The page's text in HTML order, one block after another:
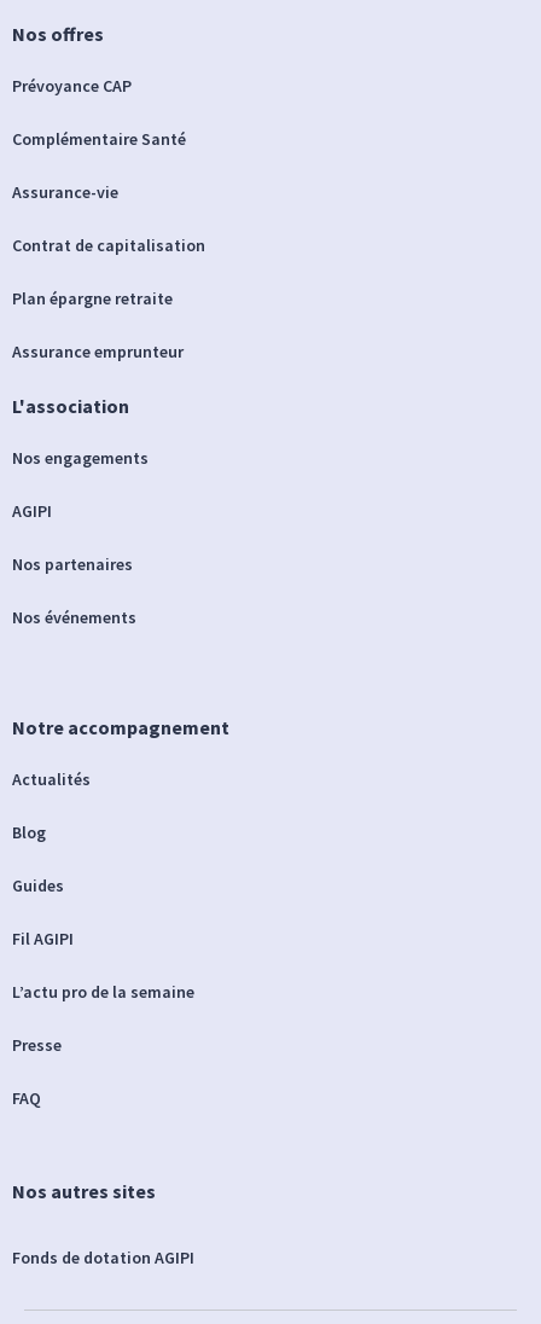
Nos offres
Prévoyance CAP
Complémentaire Santé
Assurance-vie
Contrat de capitalisation
Plan épargne retraite
Assurance emprunteur
L'association
Nos engagements
AGIPI
Nos partenaires
Nos événements
Notre accompagnement
Actualités
Blog
Guides
Fil AGIPI
L’actu pro de la semaine
Presse
FAQ
Nos autres sites
Fonds de dotation AGIPI